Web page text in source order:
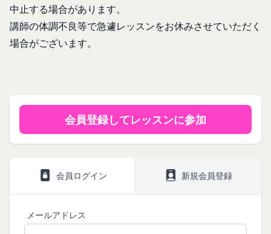
中止する場合があります。
講師の体調不良等で急遽レッスンをお休みさせていただく
場合がございます。
会員登録してレッスンに参加
会員ログイン 新規会員登録
メールアドレス
かじめご了承いただきますようお願い致します。
「@goyoh.jp」を含むメールアドレスから受信でき
るよう、あらかじめご設定ください。
合には、このお問い合わせフォームは利用できませ
んので、その場合にはお電話でのお問い合わせをお
願いいたします。
し、利用者情報の適正な管理及び継続的な改善を実
施します。
当社は、以下の場合には、何らの責任を負いませ
用、管理について一切の責任を負うものとします。
会員は、お客様IDおよびパスワードの第三者への
譲渡、承継、名義変更、貸与、開示又は漏洩しては
ならないものとします。
る損害について、当社は一切の責任を負わないもの
とします。
よびパスワードの一致を確認した場合、当該お客様
該会員に帰属するものとします。